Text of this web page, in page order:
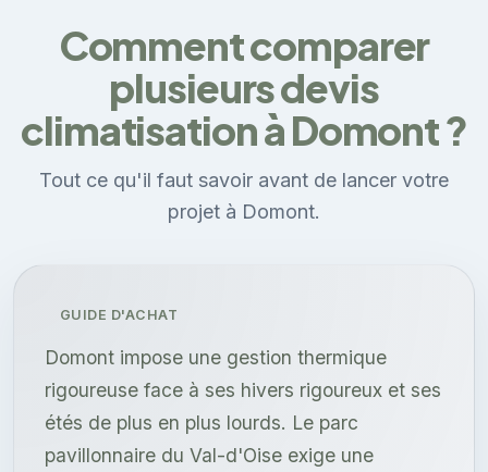
Comment comparer
plusieurs devis
climatisation à Domont ?
Tout ce qu'il faut savoir avant de lancer votre
projet à Domont.
GUIDE D'ACHAT
Domont impose une gestion thermique
rigoureuse face à ses hivers rigoureux et ses
étés de plus en plus lourds. Le parc
pavillonnaire du Val-d'Oise exige une